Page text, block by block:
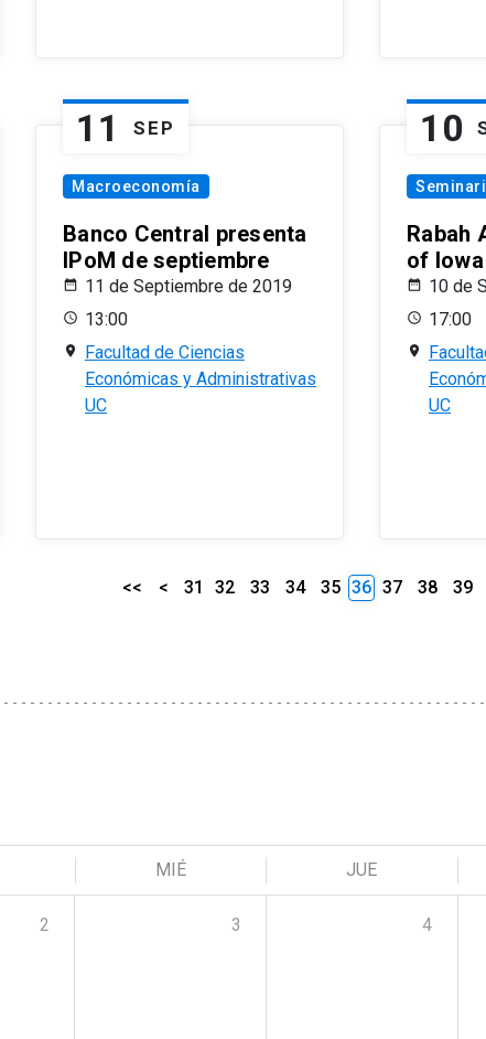
11 SEP
Macroeconomía
Banco Central presenta
IPoM de septiembre
11 de Septiembre de 2019
13:00
Facultad de Ciencias
Económicas y Administrativas
UC
10
Rabah
of Iowa
10 de
17:00
UC
<< < 31 32 33 34 35 36 37 38 39
MIÉ JUE
2 3 4